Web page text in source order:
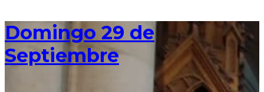
Domingo 29 de
Septiembre